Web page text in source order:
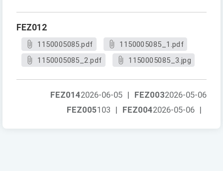
FEZ012
1150005085.pdf
1150005085_1.pdf
1150005085_2.pdf
1150005085_3.jpg
FEZ0032026-05-06
FEZ0142026-06-05 |
FEZ0042026-05-06 |
FEZ005103 |